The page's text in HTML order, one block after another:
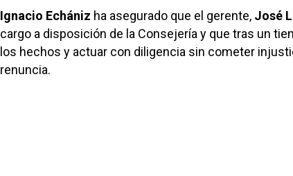
Ignacio Echániz ha asegurado que el gerente, José
cargo a disposición de la Consejería y que tras un
los hechos y actuar con diligencia sin cometer
renuncia.